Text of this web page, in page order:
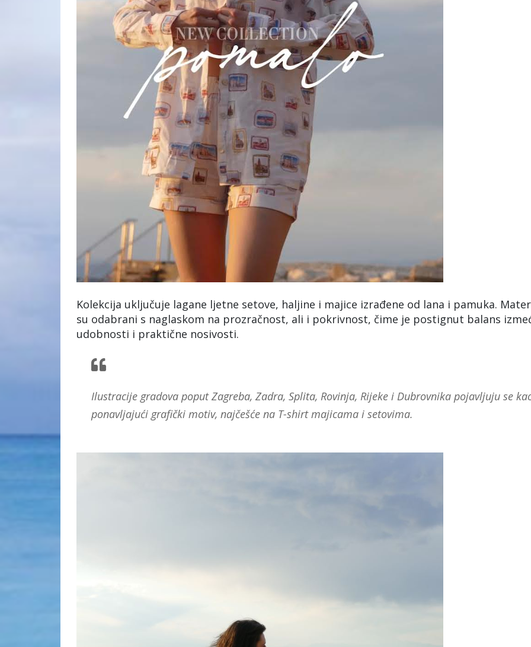
Kolekcija uključuje lagane ljetne setove, haljine i majice izrađene od lana i pamuka.
su odabrani s naglaskom na prozračnost, ali i pokrivnost, čime je postignut balans
udobnosti i praktične nosivosti.
Ilustracije gradova poput Zagreba, Zadra, Splita, Rovinja, Rijeke i Dubrovnika pojavljuju se
ponavljajući grafički motiv, najčešće na T-shirt majicama i setovima.